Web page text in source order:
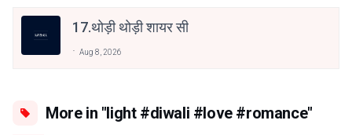
17.थोड़ी थोड़ी शायर सी
Aug 8, 2026
More in "light #diwali #love #romance"